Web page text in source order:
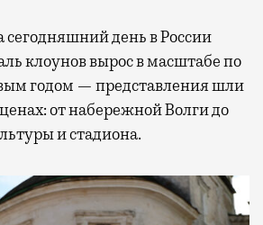
день в России
клоунов вырос в масштабе по
годом — представления шли
от набережной Волги до
и стадиона.